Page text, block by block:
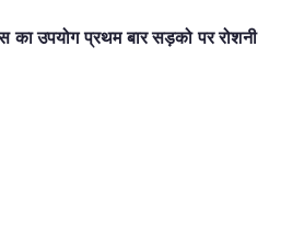
उपयोग प्रथम बार सड़को पर रोशनी